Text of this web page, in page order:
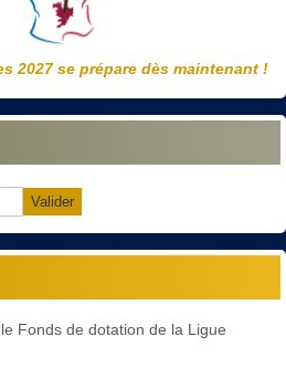
2027 se prépare dès maintenant !
Valider
Fonds de dotation de la Ligue